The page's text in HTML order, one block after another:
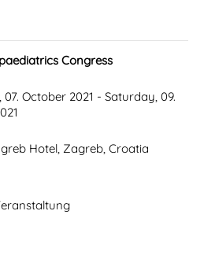
Congress
October 2021 - Saturday, 09.
Hotel, Zagreb, Croatia